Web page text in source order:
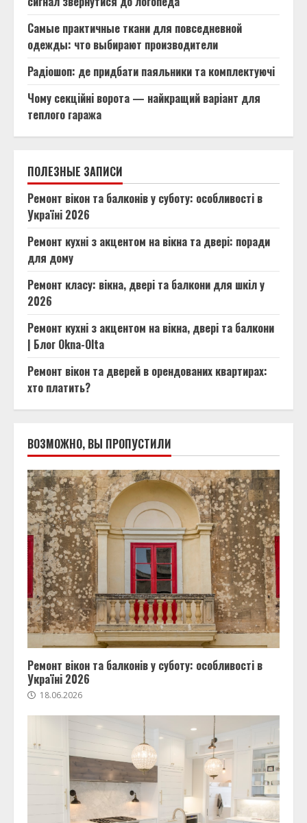
Самые практичные ткани для повседневной
одежды: что выбирают производители
Радіошоп: де придбати паяльники та комплектуючі
Чому секційні ворота — найкращий варіант для
теплого гаража
ПОЛЕЗНЫЕ ЗАПИСИ
Ремонт вікон та балконів у суботу: особливості в
Україні 2026
Ремонт кухні з акцентом на вікна та двері: поради
для дому
Ремонт класу: вікна, двері та балкони для шкіл у
2026
Ремонт кухні з акцентом на вікна, двері та балкони
| Блог Okna-Olta
Ремонт вікон та дверей в орендованих квартирах:
хто платить?
ВОЗМОЖНО, ВЫ ПРОПУСТИЛИ
Ремонт вікон та балконів у суботу: особливості в
Україні 2026
18.06.2026